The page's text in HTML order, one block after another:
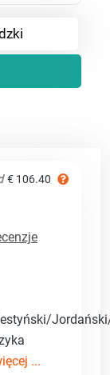
€ 106.40
...